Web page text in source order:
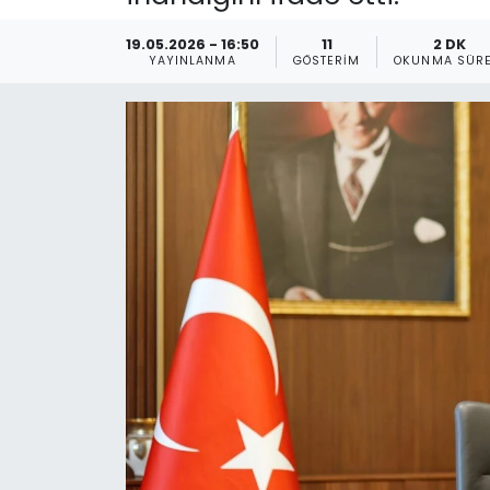
19.05.2026 - 16:50
YAYINLANMA
11
GÖSTERIM
2 DK
OKUNMA
Gündem
KKTC YEREL SEÇİM 2018
Nöbetçi Eczaneler
Otomobil Dünyası